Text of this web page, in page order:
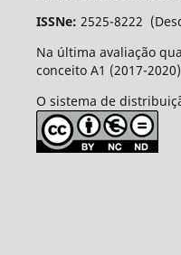
ISSNe: 2525-8222
Na última avaliação
conceito A1 (2017-
O sistema de